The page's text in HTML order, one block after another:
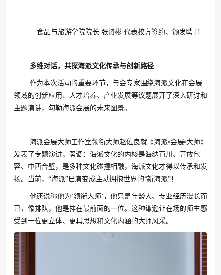
食品与旅游学院院长 张赟彬 代表校方签约、颁发聘书
多维对话，共探海派文化传承与创新路径
作为本次活动的重要环节，与会专家围绕海派文化在会展
领域的创新应用、人才培养、产业发展等议题展开了深入研讨和
主题演讲，勾勒海派会展的未来图景。
海派会展大师工作室领衔大师赵佐良就《海派•会展•大师》
发表了专题演讲，强调：海派文化的内核是海纳百川、开放包
容、中西合璧，是多种文化碰撞相融，海派文化才得以传承和发
扬。当前，“海派”巳演变成主动拥抱世界的“新海派”！
他还说称他为‘领衔大师’，他只是年龄大、专业经历漫长而
已，像排队，他是排在最前面的一位。这种谦逊让在场的师生感
受到一位更立体、更具思想和文化内涵的大师风采。